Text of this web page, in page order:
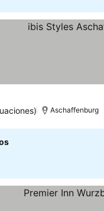
Aschaffenburg